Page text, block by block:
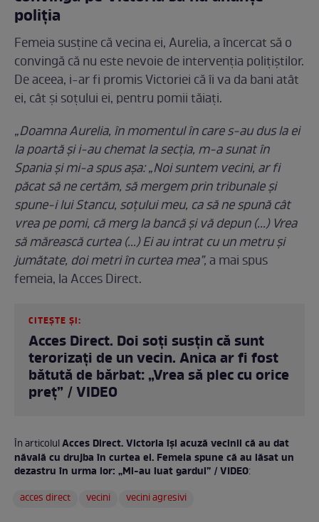
poliția
Femeia susține că vecina ei, Aurelia, a încercat să o
convingă că nu este nevoie de intervenția polițiștilor.
De aceea, i-ar fi promis Victoriei că îi va da bani atât
ei, cât și soțului ei, pentru pomii tăiați.
„Doamna Aurelia, în momentul în care s-au dus la ei
la poartă și i-au chemat la secția, m-a sunat în
Spania și mi-a spus așa: „Noi suntem vecini, ar fi
păcat să ne certăm, să mergem prin tribunale și
spune-i lui Stancu, soțului meu, ca să ne spună cât
vrea pe pomi, că merg la bancă și vă depun (...) Vrea
să mărească curtea (...) Ei au intrat cu un metru și
jumătate, doi metri în curtea mea”,a mai spus
femeia, la Acces Direct.
CITEȘTE ȘI:
Acces Direct. Doi soți susțin că sunt
terorizați de un vecin. Anica ar fi fost
bătută de bărbat: „Vrea să plec cu orice
preț” / VIDEO
În articolulAcces Direct. Victoria își acuză vecinii că au dat
năvală cu drujba în curtea ei. Femeia spune că au lăsat un
dezastru în urma lor: „Mi-au luat gardul” / VIDEO:
acces direct
vecini vecini agresivi